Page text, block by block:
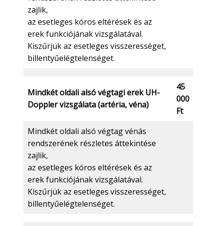
zajlik,
az esetleges kóros eltérések és az
erek funkciójának vizsgálatával.
Kiszűrjük az esetleges visszerességet,
billentyűelégtelenséget.
Mindkét oldali alsó végtagi erek UH-
Doppler vizsgálata (artéria, véna)
45
000
Ft
Mindkét oldali alsó végtag vénás
rendszerének részletes áttekintése
zajlik,
az esetleges kóros eltérések és az
erek funkciójának vizsgálatával.
Kiszűrjük az esetleges visszerességet,
billentyűelégtelenséget.